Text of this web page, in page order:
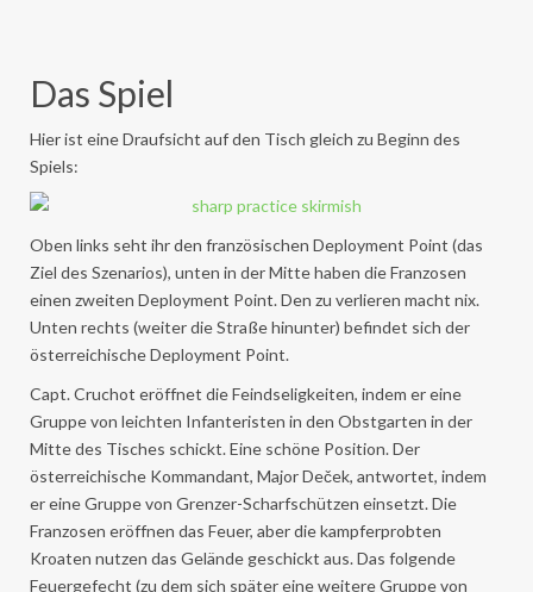
Das Spiel
Hier ist eine Draufsicht auf den Tisch gleich zu Beginn des
Spiels:
Oben links seht ihr den französischen Deployment Point (das
Ziel des Szenarios), unten in der Mitte haben die Franzosen
einen zweiten Deployment Point. Den zu verlieren macht nix.
Unten rechts (weiter die Straße hinunter) befindet sich der
österreichische Deployment Point.
Capt. Cruchot eröffnet die Feindseligkeiten, indem er eine
Gruppe von leichten Infanteristen in den Obstgarten in der
Mitte des Tisches schickt. Eine schöne Position. Der
österreichische Kommandant, Major Deček, antwortet, indem
er eine Gruppe von Grenzer-Scharfschützen einsetzt. Die
Franzosen eröffnen das Feuer, aber die kampferprobten
Kroaten nutzen das Gelände geschickt aus. Das folgende
Feuergefecht (zu dem sich später eine weitere Gruppe von